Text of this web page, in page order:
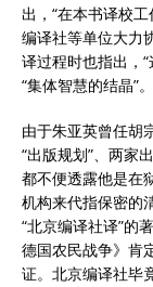
出，“在本书译校
编译社等单位大力
译过程时也指出，
“集体智慧的结晶”。
由于朱亚英曾任胡
“出版规划”、两家
都不便透露他是在
机构来代指保密的
“北京编译社译”的
德国农民战争》肯
证。北京编译社毕